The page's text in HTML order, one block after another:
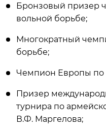
Бронзовый призер
вольной борьбе;
Многократный
борьбе;
Чемпион Европы по
Призер
турнира по
В.Ф. Маргелова;